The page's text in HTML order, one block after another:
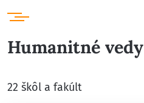
Humanitné vedy
22 škôl a fakúlt